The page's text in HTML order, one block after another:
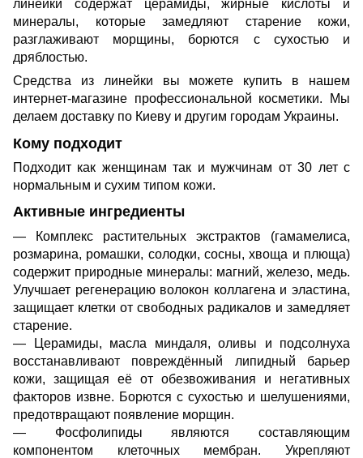
линейки содержат церамиды, жирные кислоты и
минералы, которые замедляют старение кожи,
разглаживают морщины, борются с сухостью и
дряблостью.
Средства из линейки вы можете купить в нашем
интернет-магазине профессиональной косметики. Мы
делаем доставку по Киеву и другим городам Украины.
Кому подходит
Подходит как женщинам так и мужчинам от 30 лет с
нормальным и сухим типом кожи.
Активные ингредиенты
— Комплекс растительных экстрактов (гамамелиса,
розмарина, ромашки, солодки, сосны, хвоща и плюща)
содержит природные минералы: магний, железо, медь.
Улучшает регенерацию волокон коллагена и эластина,
защищает клетки от свободных радикалов и замедляет
старение.
— Церамиды, масла миндаля, оливы и подсолнуха
восстанавливают повреждённый липидный барьер
кожи, защищая её от обезвоживания и негативных
факторов извне. Борются с сухостью и шелушениями,
предотвращают появление морщин.
— Фосфолипиды являются составляющим
компонентом клеточных мембран. Укрепляют